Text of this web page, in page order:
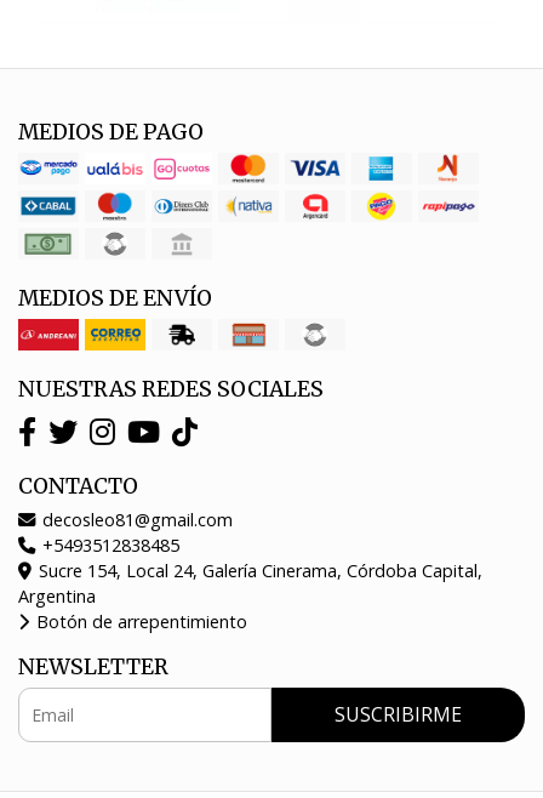
MEDIOS DE PAGO
MEDIOS DE ENVÍO
NUESTRAS REDES SOCIALES
CONTACTO
decosleo81@gmail.com
+5493512838485
Sucre 154, Local 24, Galería Cinerama, Córdoba Capital,
Argentina
Botón de arrepentimiento
NEWSLETTER
SUSCRIBIRME